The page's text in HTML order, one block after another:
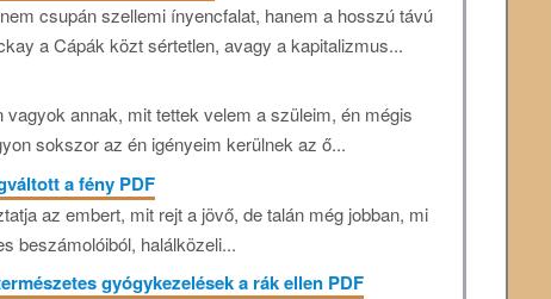
csupán szellemi ínyencfalat, hanem a hosszú távú
a Cápák közt sértetlen, avagy a kapitalizmus...
annak, mit tettek velem a szüleim, én mégis
sokszor az én igényeim kerülnek az ő...
a fény PDF
az embert, mit rejt a jövő, de talán még jobban, mi
beszámolóiból, halálközeli...
gyógykezelések a rák ellen PDF